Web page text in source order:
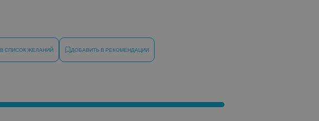
В СПИСОК ЖЕЛАНИЙ ДОБАВИТЬ В РЕКОМЕНДАЦИИ